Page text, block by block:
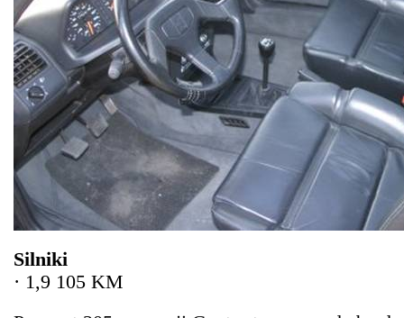
Silniki
· 1,9 105 KM